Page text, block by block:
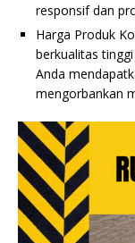
responsif dan
Harga Produk
berkualitas
Anda
mengorbankan